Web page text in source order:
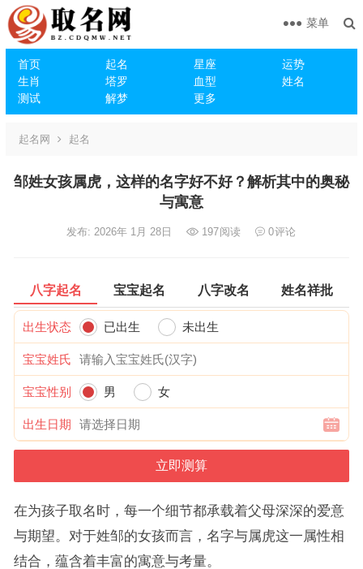
首页 起名 星座
运势
生肖
塔罗 血型
姓名
测试
解梦 更多
菜单
起名网 起名
邹姓女孩属虎，这样的名字好不好？解析其中的奥秘
与寓意
发布: 2026年 1月 28日 197阅读 0评论
八字起名 宝宝起名 八字改名 姓名祥批
出生状态 已出生 未出生
宝宝姓氏
宝宝性别 男 女
出生日期
在为孩子取名时，每一个细节都承载着父母深深的爱意
与期望。对于姓邹的女孩而言，名字与属虎这一属性相
结合，蕴含着丰富的寓意与考量。